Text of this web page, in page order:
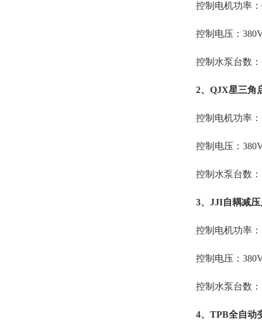
控制电机功率：
控制电压：
控制水泵台数：
2、QJX星三角
控制电机功率：
控制电压：
控制水泵台数：
3、JJI自耦减
控制电机功率：
控制电压：
控制水泵台数：
4、TPB全自动